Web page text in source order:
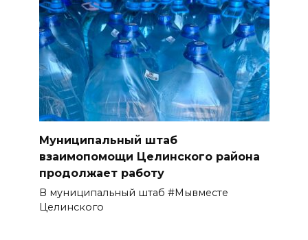
Муниципальный штаб
взаимопомощи Целинского района
продолжает работу
В муниципальный штаб #Мывместе
Целинского